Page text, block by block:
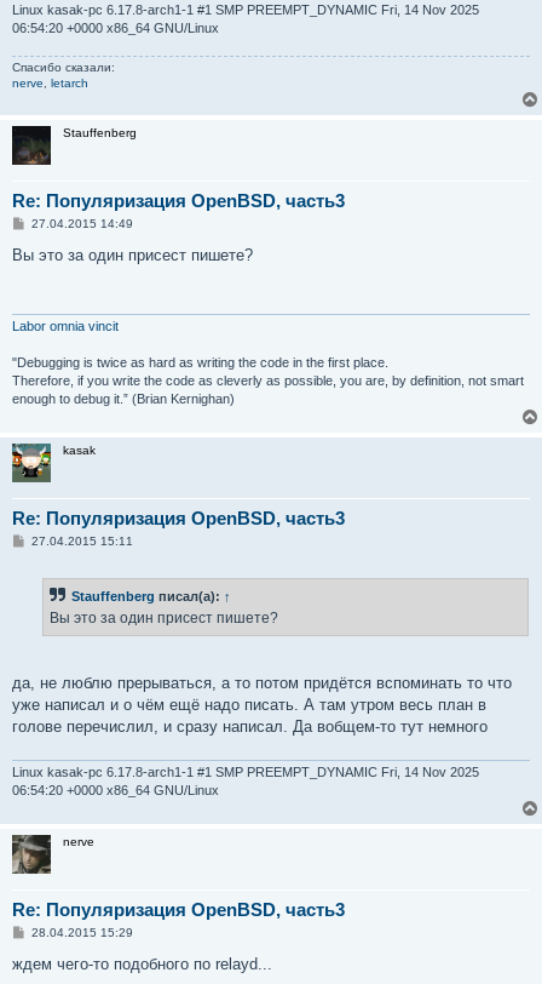
Linux kasak-pc 6.17.8-arch1-1 #1 SMP PREEMPT_DYNAMIC Fri, 14 Nov 2025
06:54:20 +0000 x86_64 GNU/Linux
Спасибо сказали:
nerve
letarch
Stauffenberg
Re: Популяризация OpenBSD, часть3
С
о
и
27.04.2015 14:49
Вы это за один присест пишете?
Labor omnia vincit
"Debugging is twice as hard as writing the code in the first place.
Therefore, if you write the code as cleverly as possible, you are, by definition, not smart
enough to debug it.” (Brian Kernighan)
kasak
Re: Популяризация OpenBSD, часть3
С27.04.2015 15:11
Stauffenberg писал(а): ↑
Вы это за один присест пишете?
да, не люблю прерываться, а то потом придётся вспоминать то что
уже написал и о чём ещё надо писать. А там утром весь план в
голове перечислил, и сразу написал. Да вобщем-то тут немного
Linux kasak-pc 6.17.8-arch1-1 #1 SMP PREEMPT_DYNAMIC Fri, 14 Nov 2025
06:54:20 +0000 x86_64 GNU/Linux
nerve
Re: Популяризация OpenBSD, часть3
С
о
б
28.04.2015 15:29
ждем чего-то подобного по relayd...